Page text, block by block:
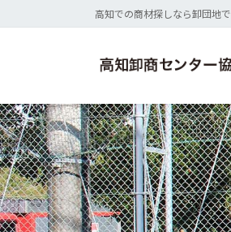
ン
に
移
動
ビ
ョ
ン
に
移
動
高知での商材探しなら卸団地で